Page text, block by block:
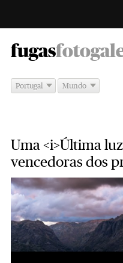
fugas
Portugal Mundo
Uma <i>Última
vencedoras dos